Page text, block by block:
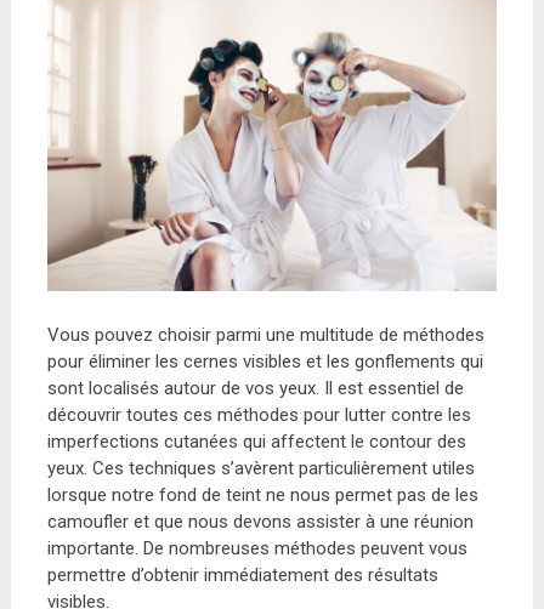
Vous pouvez choisir parmi une multitude de méthodes
pour éliminer les cernes visibles et les gonflements qui
sont localisés autour de vos yeux. Il est essentiel de
découvrir toutes ces méthodes pour lutter contre les
imperfections cutanées qui affectent le contour des
yeux. Ces techniques s’avèrent particulièrement utiles
lorsque notre fond de teint ne nous permet pas de les
camoufler et que nous devons assister à une réunion
importante. De nombreuses méthodes peuvent vous
permettre d’obtenir immédiatement des résultats
visibles.